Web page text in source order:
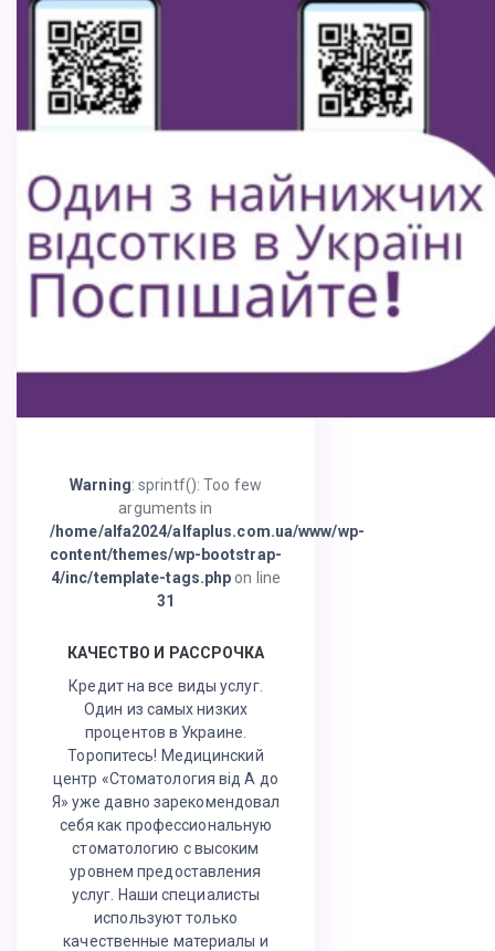
Warning: sprintf(): Too few
arguments in
/home/alfa2024/alfaplus.com.ua/www/wp-
content/themes/wp-bootstrap-
4/inc/template-tags.php on line
31
КАЧЕСТВО И РАССРОЧКА
Кредит на все виды услуг.
Один из самых низких
процентов в Украине.
Торопитесь! Медицинский
центр «Стоматология від А до
Я» уже давно зарекомендовал
себя как профессиональную
стоматологию с высоким
уровнем предоставления
услуг. Наши специалисты
используют только
качественные материалы и